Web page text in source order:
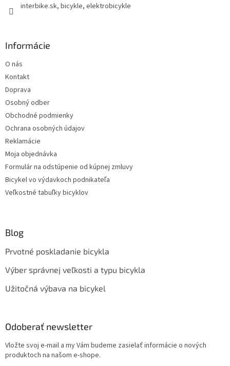
interbike.sk, bicykle, elektrobicykle
Informácie
O nás
Kontakt
Doprava
Osobný odber
Obchodné podmienky
Ochrana osobných údajov
Reklamácie
Moja objednávka
Formulár na odstúpenie od kúpnej zmluvy
Bicykel vo výdavkoch podnikateľa
Veľkostné tabuľky bicyklov
Blog
Prvotné poskladanie bicykla
Výber správnej veľkosti a typu bicykla
Užitočná výbava na bicykel
Odoberať newsletter
Vložte svoj e-mail a my Vám budeme zasielať informácie o nových
produktoch na našom e-shope.